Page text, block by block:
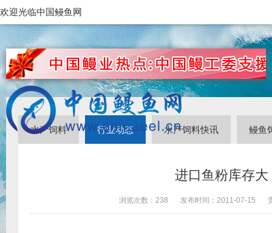
欢迎光临中国鳗鱼网
水产饲料 行业动态 水产饲料快讯 鳗鱼
进口鱼粉库存大
浏览次数： 238 发布时间： 2011-07-15